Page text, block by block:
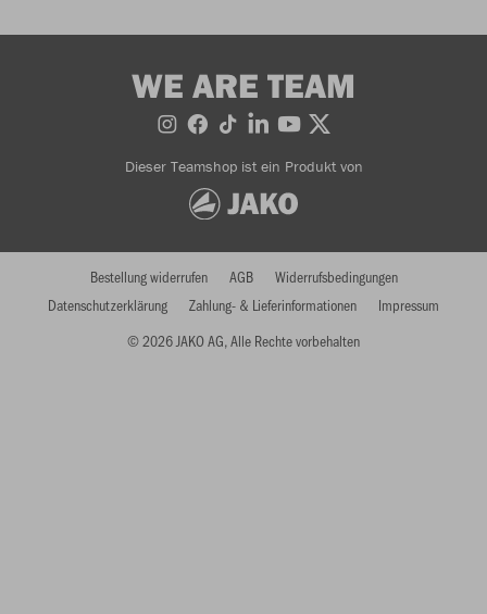
WE ARE TEAM
Dieser Teamshop ist ein Produkt von
© 2026 JAKO AG, Alle Rechte vorbehalten
Bestellung widerrufen AGB
Widerrufsbedingungen
Datenschutzerklärung
Zahlung- & Lieferinformationen Impressum